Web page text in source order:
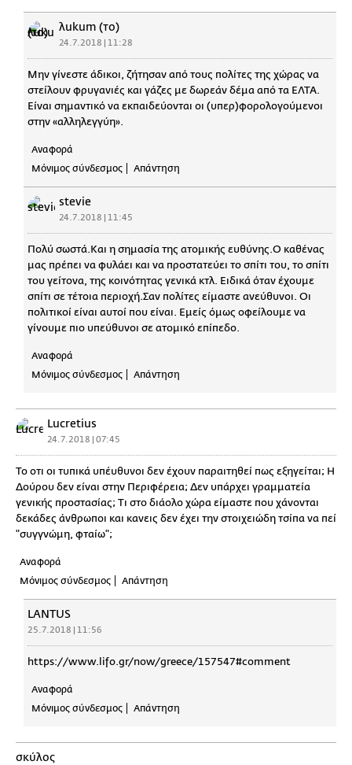
λukum (το)
24.7.2018 | 11:28
Μην γίνεστε άδικοι, ζήτησαν από τους πολίτες της χώρας να
στείλουν φρυγανιές και γάζες με δωρεάν δέμα από τα ΕΛΤΑ.
Είναι σημαντικό να εκπαιδεύονται οι (υπερ)φορολογούμενοι
στην «αλληλεγγύη».
Αναφορά
Μόνιμος σύνδεσμος
Απάντηση
stevie
24.7.2018 | 11:45
Πολύ σωστά.Και η σημασία της ατομικής ευθύνης.Ο καθένας
μας πρέπει να φυλάει και να προστατεύει το σπίτι του, το σπίτι
του γείτονα, της κοινότητας γενικά κτλ. Ειδικά όταν έχουμε
σπίτι σε τέτοια περιοχή.Σαν πολίτες είμαστε ανεύθυνοι. Οι
πολιτικοί είναι αυτοί που είναι. Εμείς όμως οφείλουμε να
γίνουμε πιο υπεύθυνοι σε ατομικό επίπεδο.
Αναφορά
Μόνιμος σύνδεσμος
Απάντηση
Lucretius
24.7.2018 | 07:45
Το οτι οι τυπικά υπέυθυνοι δεν έχουν παραιτηθεί πως εξηγείται; Η
Δούρου δεν είναι στην Περιφέρεια; Δεν υπάρχει γραμματεία
γενικής προστασίας; Τι στο διάολο χώρα είμαστε που χάνονται
δεκάδες άνθρωποι και κανεις δεν έχει την στοιχειώδη τσίπα να πεί
"συγγνώμη, φταίω";
Αναφορά
Μόνιμος σύνδεσμος
Απάντηση
LANTUS
25.7.2018 | 11:56
https://www.lifo.gr/now/greece/157547#comment
Αναφορά
Μόνιμος σύνδεσμος
Απάντηση
σκύλος